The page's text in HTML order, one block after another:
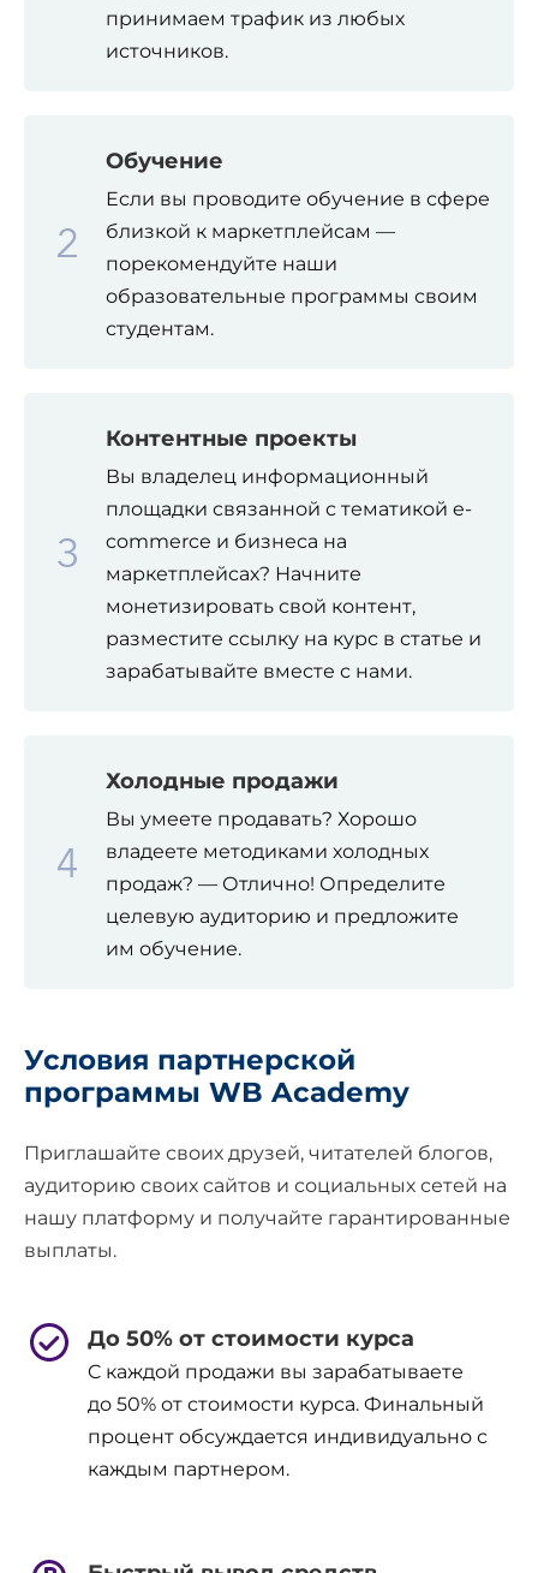
принимаем трафик из любых
источников.
Обучение
Если вы проводите обучение в сфере
близкой к маркетплейсам —
порекомендуйте наши
образовательные программы своим
студентам.
Контентные проекты
Вы владелец информационный
площадки связанной с тематикой e-
commerce и бизнеса на
маркетплейсах? Начните
монетизировать свой контент,
разместите ссылку на курс в статье и
зарабатывайте вместе с нами.
Холодные продажи
Вы умеете продавать? Хорошо
владеете методиками холодных
продаж? — Отлично! Определите
целевую аудиторию и предложите
им обучение.
Условия партнерской
программы WB Academy
Приглашайте своих друзей, читателей блогов,
аудиторию своих сайтов и социальных сетей на
нашу платформу и получайте гарантированные
выплаты.
До 50% от стоимости курса
C каждой продажи вы зарабатываете
до 50% от стоимости курса. Финальный
процент обсуждается индивидуально с
каждым партнером.